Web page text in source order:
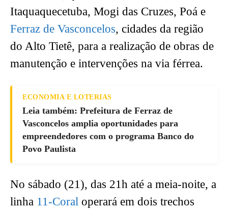
Itaquaquecetuba, Mogi das Cruzes, Poá e
Ferraz de Vasconcelos, cidades da região
do Alto Tietê, para a realização de obras de
manutenção e intervenções na via férrea.
ECONOMIA E LOTERIAS
Leia também: Prefeitura de Ferraz de
Vasconcelos amplia oportunidades para
empreendedores com o programa Banco do
Povo Paulista
No sábado (21), das 21h até a meia-noite, a
linha 11-Coral operará em dois trechos